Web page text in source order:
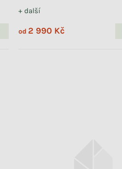
+ další
od 2 990 Kč